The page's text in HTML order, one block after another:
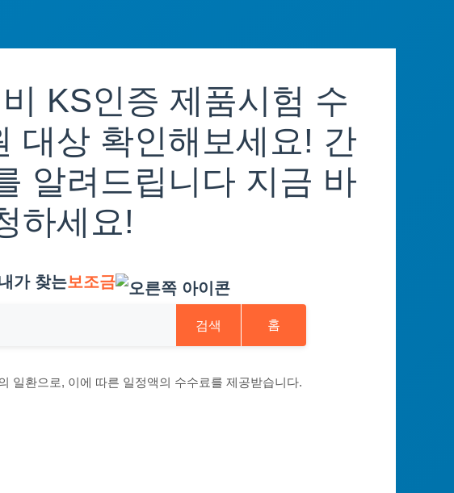
KS인증 제품시험 수
대상 확인해보세요! 간
알려드립니다 지금 바
하세요!
가 찾는보조금
검색 홈
일환으로, 이에 따른 일정액의 수수료를 제공받습니다.